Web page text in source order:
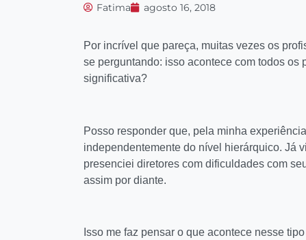
Fatima agosto 16, 2018
Por incrível que pareça, muitas vezes os
se perguntando: isso acontece com todos
significativa?
Posso responder que, pela minha
independentemente do nível hierárquico. Já
presenciei diretores com dificuldades com
assim por diante.
Isso me faz pensar o que acontece nesse